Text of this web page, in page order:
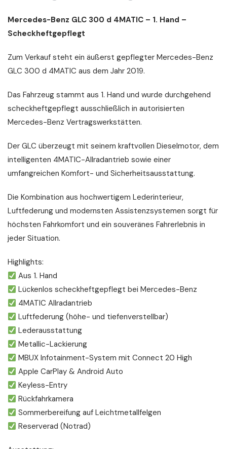
Mercedes-Benz GLC 300 d 4MATIC – 1. Hand –
Scheckheftgepflegt
Zum Verkauf steht ein äußerst gepflegter Mercedes-Benz
GLC 300 d 4MATIC aus dem Jahr 2019.
Das Fahrzeug stammt aus 1. Hand und wurde durchgehend
scheckheftgepflegt ausschließlich in autorisierten
Mercedes-Benz Vertragswerkstätten.
Der GLC überzeugt mit seinem kraftvollen Dieselmotor, dem
intelligenten 4MATIC-Allradantrieb sowie einer
umfangreichen Komfort- und Sicherheitsausstattung.
Die Kombination aus hochwertigem Lederinterieur,
Luftfederung und modernsten Assistenzsystemen sorgt für
höchsten Fahrkomfort und ein souveränes Fahrerlebnis in
jeder Situation.
Highlights:
Aus 1. Hand
Lückenlos scheckheftgepflegt bei Mercedes-Benz
4MATIC Allradantrieb
Luftfederung (höhe- und tiefenverstellbar)
Lederausstattung
Metallic-Lackierung
MBUX Infotainment-System mit Connect 20 High
Apple CarPlay & Android Auto
Keyless-Entry
Rückfahrkamera
Sommerbereifung auf Leichtmetallfelgen
Reserverad (Notrad)